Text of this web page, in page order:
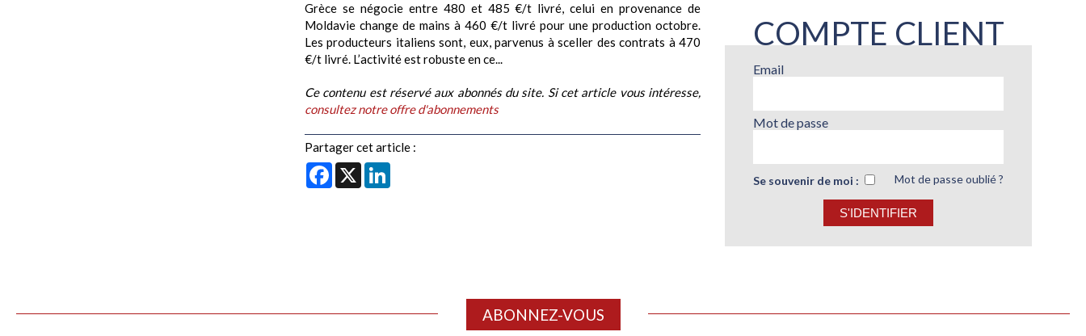
Grèce se négocie entre 480 et 485 €/t livré, celui en provenance de
Moldavie change de mains à 460 €/t livré pour une production octobre.
Les producteurs italiens sont, eux, parvenus à sceller des contrats à 470
€/t livré. L’activité est robuste en ce...
Ce contenu est réservé aux abonnés du site. Si cet article vous intéresse,
consultez notre offre d'abonnements
Partager cet article :
Facebook
X
COMPTE CLIENT
Email
Mot de passe
Se souvenir de moi : Mot de passe oublié ?
ABONNEZ-VOUS